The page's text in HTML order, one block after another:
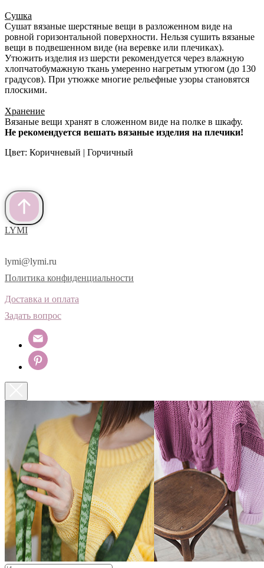
Сушка
Сушат вязаные шерстяные вещи в разложенном виде на
ровной горизонтальной поверхности. Нельзя сушить вязаные
вещи в подвешенном виде (на веревке или плечиках).
Утюжить изделия из шерсти рекомендуется через влажную
хлопчатобумажную ткань умеренно нагретым утюгом (до 130
градусов). При утюжке многие рельефные узоры становятся
плоскими.
Хранение
Вязаные вещи хранят в сложенном виде на полке в шкафу.
Не рекомендуется вешать вязаные изделия на плечики!
Цвет: Коричневый | Горчичный
LYMI
lymi@lymi.ru
Политика конфиденциальности
Доставка и оплата
Задать вопрос